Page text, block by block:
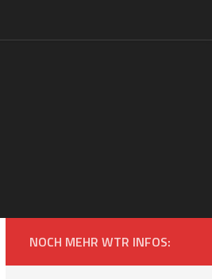
NOCH MEHR WTR INFOS: